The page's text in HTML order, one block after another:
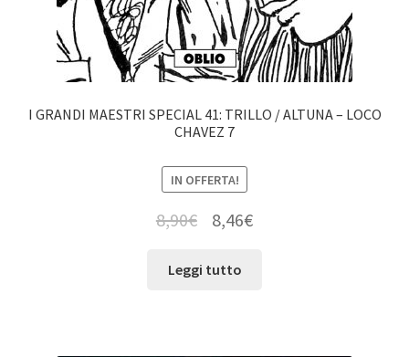
I GRANDI MAESTRI SPECIAL 41: TRILLO / ALTUNA – LOCO
CHAVEZ 7
IN OFFERTA!
8,90€ 8,46€
Leggi tutto